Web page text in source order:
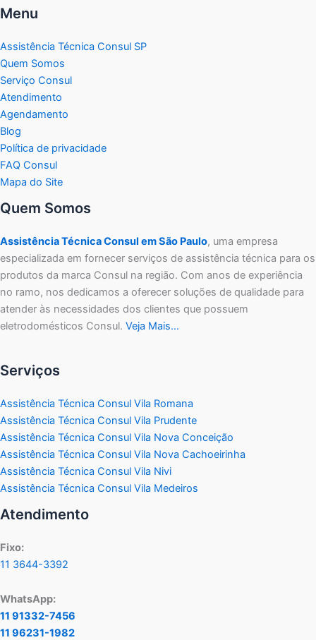
Menu
Assistência Técnica Consul SP
Quem Somos
Serviço Consul
Atendimento
Agendamento
Blog
Política de privacidade
FAQ Consul
Mapa do Site
Quem Somos
Assistência Técnica Consul em São Paulo, uma empresa
especializada em fornecer serviços de assistência técnica para os
produtos da marca Consul na região. Com anos de experiência
no ramo, nos dedicamos a oferecer soluções de qualidade para
atender às necessidades dos clientes que possuem
eletrodomésticos Consul. Veja Mais…
Serviços
Assistência Técnica Consul Vila Romana
Assistência Técnica Consul Vila Prudente
Assistência Técnica Consul Vila Nova Conceição
Assistência Técnica Consul Vila Nova Cachoeirinha
Assistência Técnica Consul Vila Nivi
Assistência Técnica Consul Vila Medeiros
Atendimento
Fixo:
11 3644-3392
WhatsApp:
11 91332-7456
11 96231-1982